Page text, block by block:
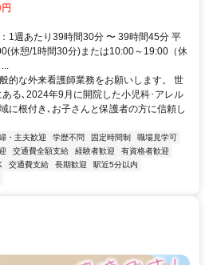
徒歩10分
1週あたり39時間30分 〜 39時間45分 平
休憩/1時間30分)または10:00～19:00（休
的な外来看護師業務をお願いします。 世
る､2024年9月に開院した小児科･アレル
に根付き､お子さんと保護者の方に信頼し
・主夫歓迎 学歴不問 固定時間制
職場見学可
交通費全額支給 経験者歓迎
有資格者歓迎
交通費支給 長期歓迎
駅近5分以内